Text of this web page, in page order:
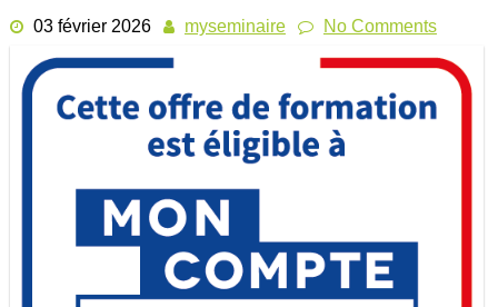
03 février 2026 myseminaire No Comments